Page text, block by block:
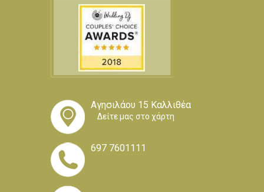
Αγησιλάου 15 Καλλιθέα
Δείτε μας στο χάρτη
697 7601111